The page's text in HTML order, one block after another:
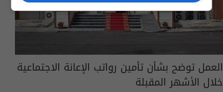
العمل توضح بشأن تأمين رواتب الإعانة الاجتماعية
خلال الأشهر المقبلة